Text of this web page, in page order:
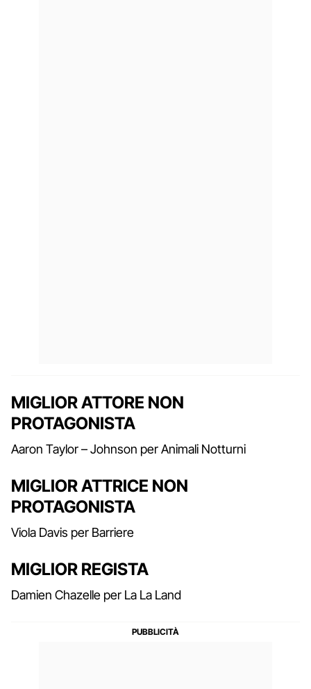
MIGLIOR ATTORE NON
PROTAGONISTA
Aaron Taylor – Johnson per Animali Notturni
MIGLIOR ATTRICE NON
PROTAGONISTA
Viola Davis per Barriere
MIGLIOR REGISTA
Damien Chazelle per La La Land